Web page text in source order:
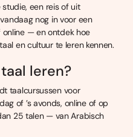
studie, een reis of uit
nog in voor een
— en ontdek hoe
en cultuur te leren kennen.
leren?
taalcursussen voor
of ’s avonds, online of op
25 talen — van Arabisch